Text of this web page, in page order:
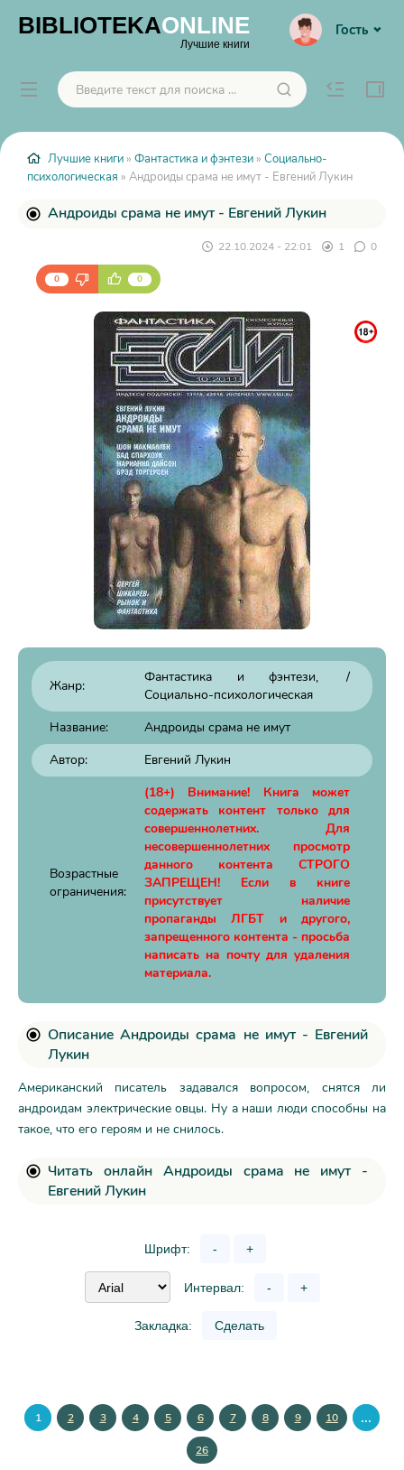
BIBLIOTEKAONLINE
Лучшие книги
Гость
Лучшие книги » Фантастика и фэнтези » Социально-
психологическая » Андроиды срама не имут - Евгений Лукин
Андроиды срама не имут - Евгений Лукин
22.10.2024 - 22:01 1 0
0 0
Жанр:
Фантастика и фэнтези
/
Социально-психологическая
Название:
Андроиды срама не имут
Автор:
Евгений Лукин
Возрастные
ограничения:
(18+) Внимание! Книга может
содержать контент только для
совершеннолетних. Для
несовершеннолетних просмотр
данного контента СТРОГО
ЗАПРЕЩЕН! Если в книге
присутствует наличие
пропаганды ЛГБТ и другого,
запрещенного контента - просьба
написать на почту для удаления
материала.
Описание Андроиды срама не имут - Евгений
Лукин
Американский писатель задавался вопросом, снятся ли
андроидам электрические овцы. Ну а наши люди способны на
такое, что его героям и не снилось.
Читать онлайн Андроиды срама не имут -
Евгений Лукин
Шрифт: - +
Интервал: - +
Закладка: Сделать
1 2 3 4 5 6 7 8 9 10 ...
26